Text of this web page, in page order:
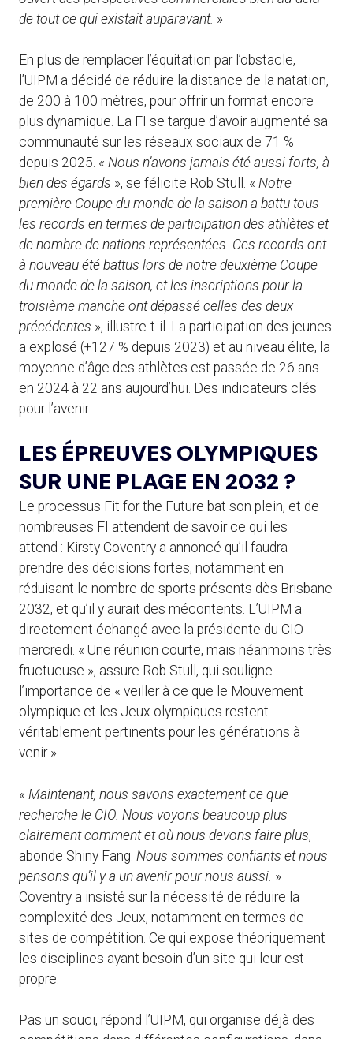
de tout ce qui existait auparavant. »
En plus de remplacer l’équitation par l’obstacle,
l’UIPM a décidé de réduire la distance de la natation,
de 200 à 100 mètres, pour offrir un format encore
plus dynamique. La FI se targue d’avoir augmenté sa
communauté sur les réseaux sociaux de 71 %
depuis 2025. « Nous n’avons jamais été aussi forts, à
bien des égards », se félicite Rob Stull. « Notre
première Coupe du monde de la saison a battu tous
les records en termes de participation des athlètes et
de nombre de nations représentées. Ces records ont
à nouveau été battus lors de notre deuxième Coupe
du monde de la saison, et les inscriptions pour la
troisième manche ont dépassé celles des deux
précédentes », illustre-t-il. La participation des jeunes
a explosé (+127 % depuis 2023) et au niveau élite, la
moyenne d’âge des athlètes est passée de 26 ans
en 2024 à 22 ans aujourd’hui. Des indicateurs clés
pour l’avenir.
LES ÉPREUVES OLYMPIQUES
SUR UNE PLAGE EN 2032 ?
Le processus Fit for the Future bat son plein, et de
nombreuses FI attendent de savoir ce qui les
attend : Kirsty Coventry a annoncé qu’il faudra
prendre des décisions fortes, notamment en
réduisant le nombre de sports présents dès Brisbane
2032, et qu’il y aurait des mécontents. L’UIPM a
directement échangé avec la présidente du CIO
mercredi. « Une réunion courte, mais néanmoins très
fructueuse », assure Rob Stull, qui souligne
l’importance de « veiller à ce que le Mouvement
olympique et les Jeux olympiques restent
véritablement pertinents pour les générations à
venir ».
« Maintenant, nous savons exactement ce que
recherche le CIO. Nous voyons beaucoup plus
clairement comment et où nous devons faire plus,
abonde Shiny Fang. Nous sommes confiants et nous
pensons qu’il y a un avenir pour nous aussi. »
Coventry a insisté sur la nécessité de réduire la
complexité des Jeux, notamment en termes de
sites de compétition. Ce qui expose théoriquement
les disciplines ayant besoin d’un site qui leur est
propre.
Pas un souci, répond l’UIPM, qui organise déjà des